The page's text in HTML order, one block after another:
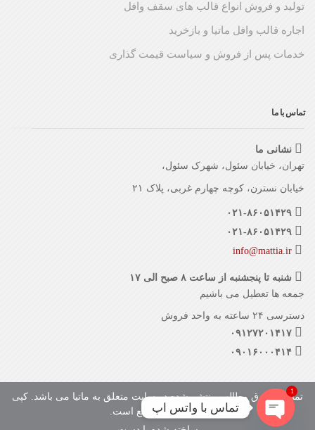
تولید و فروش انواع قالب های سقف وافل
اجاره قالب وافل ماتیا و بازخرید
خدمات پس از فروش و سیاست قیمت گذاری
تماس با ما
نشانی ما
تهران، خیابان سئول، شهرک سئول،
خیابان نسترن، کوچه چهارم غربی، پلاک ۲۱
۰۲۱-۸۶۰۵۱۴۲۹
۰۲۱-۸۶۰۵۱۴۲۹
info@mattia.ir
شنبه تا پنجشنبه از ساعت ۸ صبح الی ۱۷
جمعه ها تعطیل می باشیم
دسترسی ۲۴ ساعته به واحد فروش
۰۹۱۲۷۲۰۱۴۱۷
۰۹۰۱۶۰۰۰۴۱۴
تمامی حقوق مطالب منتشر شده در سایت متعلق به ماتیا می باشد. کپی
با ذکر منبع بلامانع است.
تماس با واتس اپ
1